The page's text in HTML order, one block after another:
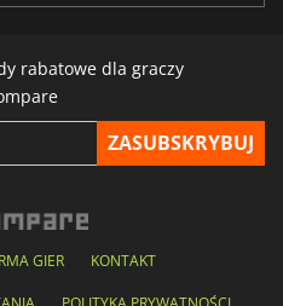
rabatowe dla graczy
GIER KONTAKT